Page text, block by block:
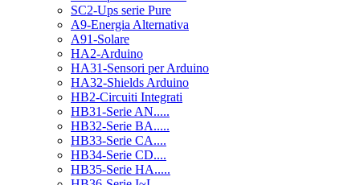
SC2-Ups serie Pure
A9-Energia Alternativa
A91-Solare
HA2-Arduino
HA31-Sensori per Arduino
HA32-Shields Arduino
HB2-Circuiti Integrati
HB31-Serie AN.....
HB32-Serie BA.....
HB33-Serie CA....
HB34-Serie CD....
HB35-Serie HA.....